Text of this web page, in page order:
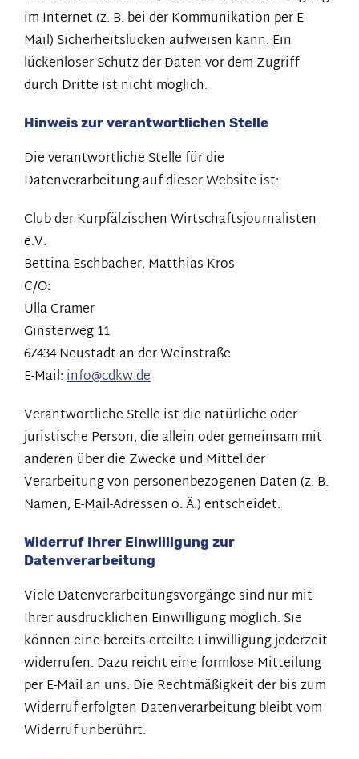
im Internet (z. B. bei der Kommunikation per E-
Mail) Sicherheitslücken aufweisen kann. Ein
lückenloser Schutz der Daten vor dem Zugriff
durch Dritte ist nicht möglich.
Hinweis zur verantwortlichen Stelle
Die verantwortliche Stelle für die
Datenverarbeitung auf dieser Website ist:
Club der Kurpfälzischen Wirtschaftsjournalisten
e.V.
Bettina Eschbacher, Matthias Kros
C/O:
Ulla Cramer
Ginsterweg 11
67434 Neustadt an der Weinstraße
E-Mail:info@cdkw.de
Verantwortliche Stelle ist die natürliche oder
juristische Person, die allein oder gemeinsam mit
anderen über die Zwecke und Mittel der
Verarbeitung von personenbezogenen Daten (z. B.
Namen, E-Mail-Adressen o. Ä.) entscheidet.
Widerruf Ihrer Einwilligung zur
Datenverarbeitung
Viele Datenverarbeitungsvorgänge sind nur mit
Ihrer ausdrücklichen Einwilligung möglich. Sie
können eine bereits erteilte Einwilligung jederzeit
widerrufen. Dazu reicht eine formlose Mitteilung
per E-Mail an uns. Die Rechtmäßigkeit der bis zum
Widerruf erfolgten Datenverarbeitung bleibt vom
Widerruf unberührt.